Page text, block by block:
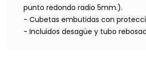
punto redondo radio 5mm.).
- Cubetas embutidas con
- Incluidos desagüe y tubo